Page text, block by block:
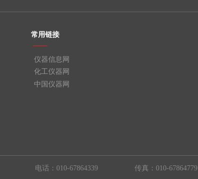
电话：010-67864339 传真：010-67864779
仪器信息网
化工仪器网
中国仪器网
常用链接
——